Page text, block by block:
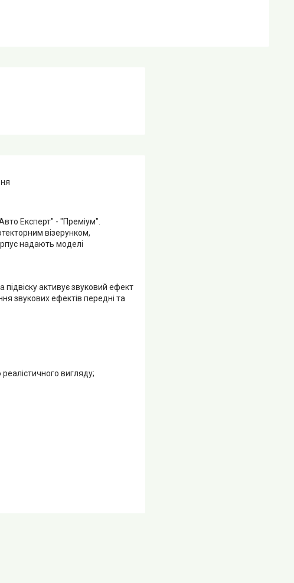
Експерт" - "Преміум".
візерунком,
надають моделі
активує звуковий ефект
звукових ефектів передні та
вигляду;